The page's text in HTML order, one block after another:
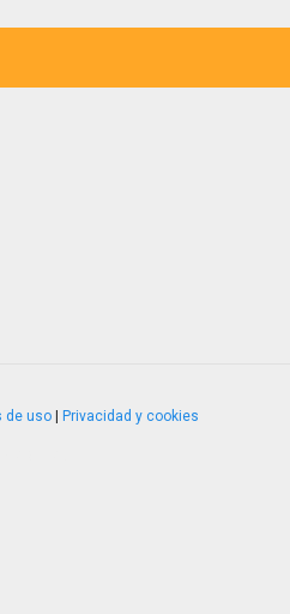
de uso Privacidad y cookies